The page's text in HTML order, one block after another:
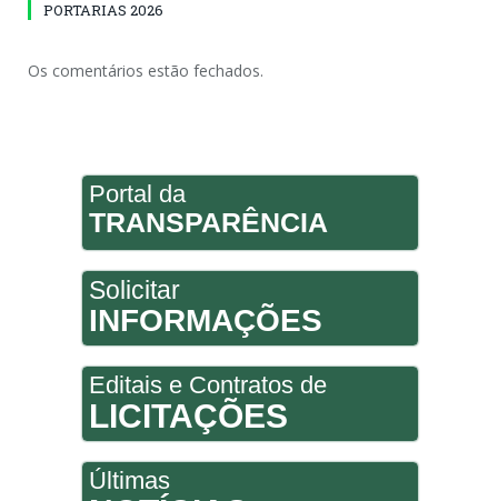
PORTARIAS 2026
Os comentários estão fechados.
Portal da
TRANSPARÊNCIA
Solicitar
INFORMAÇÕES
Editais e Contratos de
LICITAÇÕES
Últimas